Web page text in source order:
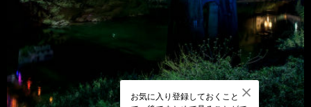
お気に入り登録しておくこと